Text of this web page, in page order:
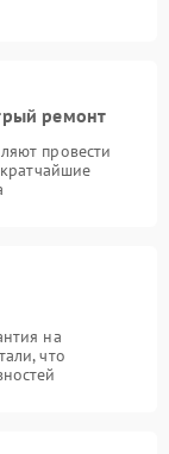
ремонт
провести
на
что